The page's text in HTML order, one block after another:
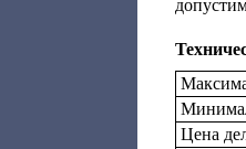
Цена